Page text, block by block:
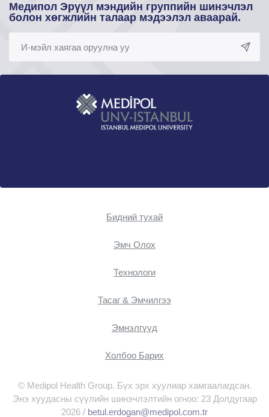
Медипол Эрүүл мэндийн группийн шинэчлэл
болон хөгжлийн талаар мэдээлэл аваарай.
Бидний тухай
Эмч Oлох
Технологи
Тасаг & Эмчилгээ
Эмнэлгүүд
Холбоо Барих
© Medipol Health Group. Бүх эрх хуулиар хамгаалагдсан.
Энэ хуудасны сүүлийн шинэчлэлтийн огноо: 23 Долдугаар
2026 / betul.erdogan@medipol.com.tr